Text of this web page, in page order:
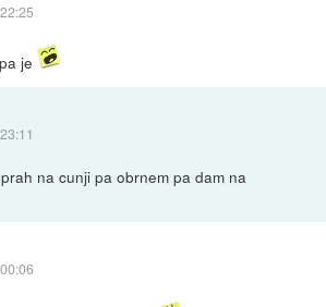
je
na cunji pa obrnem pa dam na